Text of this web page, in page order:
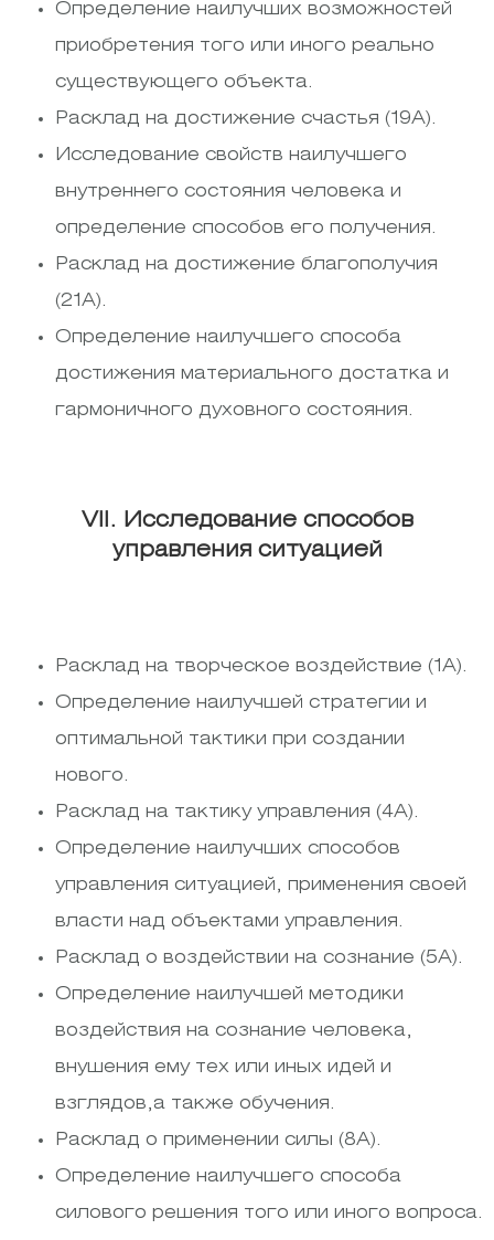
Определение наилучших возможностей
приобретения того или иного реально
существующего объекта.
Расклад на достижение счастья (19А).
Исследование свойств наилучшего
внутреннего состояния человека и
определение способов его получения.
Расклад на достижение благополучия
(21А).
Определение наилучшего способа
достижения материального достатка и
гармоничного духовного состояния.
VII. Исследование способов
управления ситуацией
Расклад на творческое воздействие (1А).
Определение наилучшей стратегии и
оптимальной тактики при создании
нового.
Расклад на тактику управления (4А).
Определение наилучших способов
управления ситуацией, применения своей
власти над объектами управления.
Расклад о воздействии на сознание (5А).
Определение наилучшей методики
воздействия на сознание человека,
внушения ему тех или иных идей и
взглядов,а также обучения.
Расклад о применении силы (8А).
Определение наилучшего способа
силового решения того или иного вопроса.